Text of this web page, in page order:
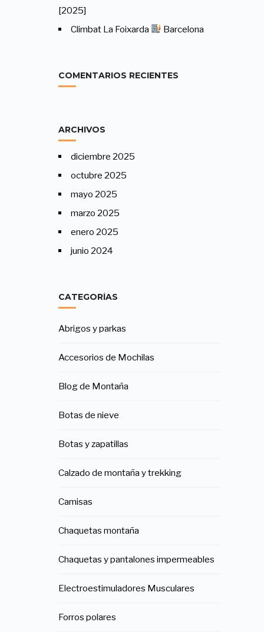
[2025]
Climbat La Foixarda
Barcelona
COMENTARIOS RECIENTES
ARCHIVOS
diciembre 2025
octubre 2025
mayo 2025
marzo 2025
enero 2025
junio 2024
CATEGORÍAS
Abrigos y parkas
Accesorios de Mochilas
Blog de Montaña
Botas de nieve
Botas y zapatillas
Calzado de montaña y trekking
Camisas
Chaquetas montaña
Chaquetas y pantalones impermeables
Electroestimuladores Musculares
Forros polares